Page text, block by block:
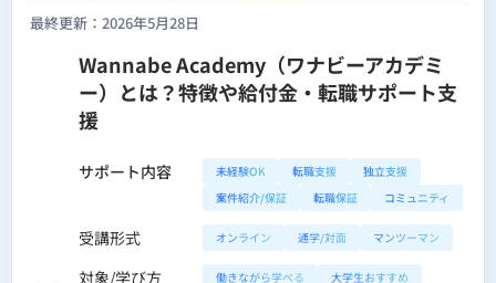
最終更新：2026年5月28日
Wannabe Academy（ワナビーアカデミ
ー）とは？特徴や給付金・転職サポート支
援
サポート内容 未経験OK 転職支援
独立支援
案件紹介/保証
転職保証 コミュニティ
受講形式 オンライン 通学/対面 マンツーマン
対象/学び方 働きながら学べる
大学生おすすめ